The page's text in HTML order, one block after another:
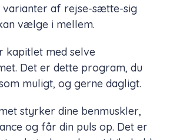
af rejse-sætte-sig
vælge i mellem.
kapitlet med selve
Det er dette program, du
muligt, og gerne dagligt.
styrker dine benmuskler,
og får din puls op. Det er